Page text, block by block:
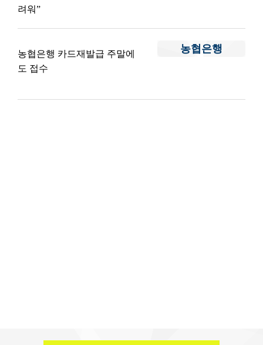
려워”
농협은행
농협은행 카드재발급 주말에
도 접수